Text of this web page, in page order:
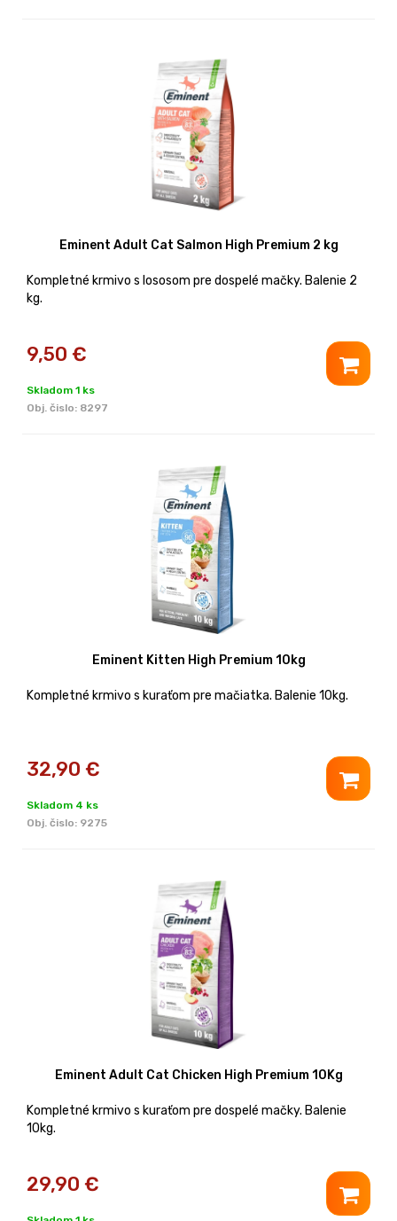
Eminent Adult Cat Salmon High Premium 2 kg
Kompletné krmivo s lososom pre dospelé mačky. Balenie 2
kg.
9,50 €
Skladom 1 ks
Obj. čislo: 8297
Eminent Kitten High Premium 10kg
Kompletné krmivo s kuraťom pre mačiatka. Balenie 10kg.
32,90 €
Skladom 4 ks
Obj. čislo: 9275
Eminent Adult Cat Chicken High Premium 10Kg
Kompletné krmivo s kuraťom pre dospelé mačky. Balenie
10kg.
29,90 €